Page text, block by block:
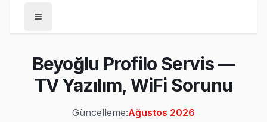
/Beyoğlu
Profilo
Son Güncelleme:Ağustos 2026
Beyoğlu Profilo Servis —
TV Yazılım, WiFi Sorunu
Güncelleme:Ağustos 2026